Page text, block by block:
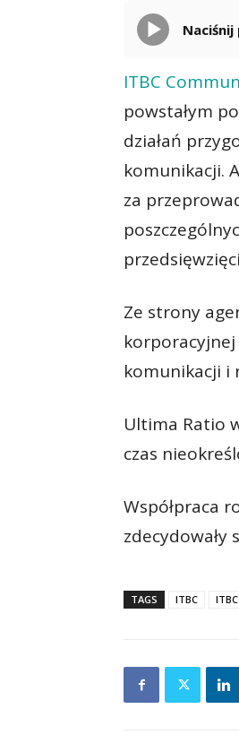
ITBC
powstałym
działań
komunikacji.
za
Ze strony
korporacyjnej
komunikacji i
Ultima Ratio
czas
Współpraca
TAGS ITBC